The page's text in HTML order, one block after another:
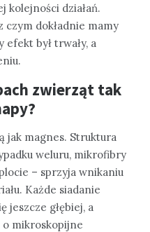
kolejności działań.
czym dokładnie mamy
efekt był trwały, a
zwierząt tak
jak magnes. Struktura
weluru, mikrofibry
– sprzyja wnikaniu
Każde siadanie
jeszcze głębiej, a
o mikroskopijne